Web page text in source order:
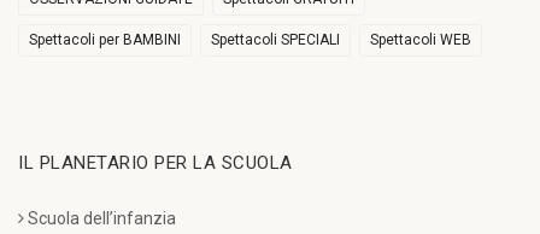
Spettacoli per BAMBINI Spettacoli SPECIALI Spettacoli WEB
IL PLANETARIO PER LA SCUOLA
Scuola dell’infanzia